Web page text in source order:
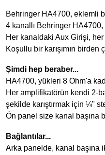
Behringer HA4700, eklemli
4 kanallı Behringer
Her kanaldaki Aux Girişi,
Koşullu bir karışımın
Şimdi hep beraber...
HA4700, yükleri 8 Ohm'a
Her amplifikatörün kendi 2-
şekilde karıştırmak için ¼"
Ön panel size kanal başına
Bağlantılar...
Arka panelde, kanal başına